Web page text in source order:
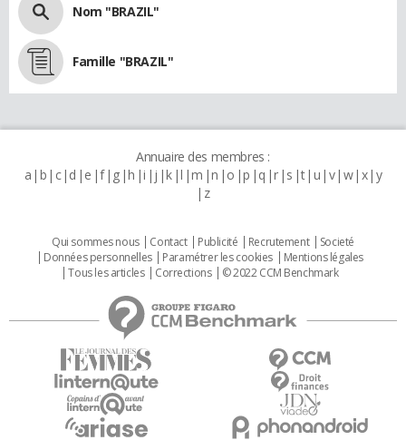
Nom "BRAZIL"
Famille "BRAZIL"
Annuaire des membres :
a b c d e f g h i j k l m n o p q r s t u v w x y
z
Qui sommes nous Contact Publicité Recrutement
Societé
Données personnelles
Paramétrer les cookies
Mentions légales
Tous les articles
Corrections © 2022 CCM Benchmark